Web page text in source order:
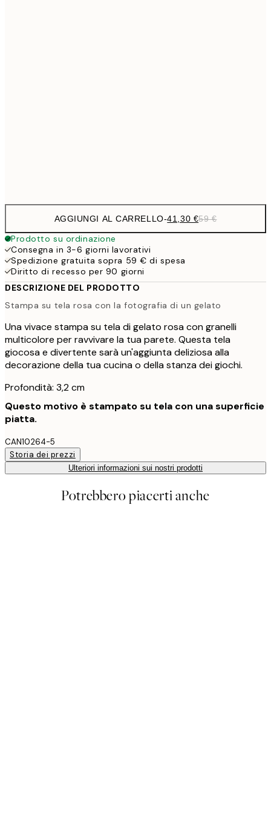
AGGIUNGI AL CARRELLO-41,30 €59 €
Prodotto su ordinazione
Consegna in 3-6 giorni lavorativi
Spedizione gratuita sopra 59 € di spesa
Diritto di recesso per 90 giorni
DESCRIZIONE DEL PRODOTTO
Stampa su tela rosa con la fotografia di un gelato
Una vivace stampa su tela di gelato rosa con granelli
multicolore per ravvivare la tua parete. Questa tela
giocosa e divertente sarà un'aggiunta deliziosa alla
decorazione della tua cucina o della stanza dei giochi.
Profondità: 3,2 cm
Questo motivo è stampato su tela con una superficie
piatta.
CAN10264-5
Storia dei prezzi
Ulteriori informazioni sui nostri prodotti
Potrebbero piacerti anche